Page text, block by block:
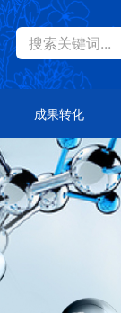
搜索关键词...
成果转化